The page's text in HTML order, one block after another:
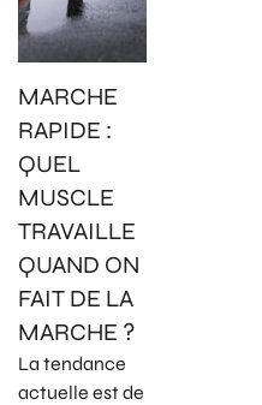
MARCHE
RAPIDE :
QUEL
MUSCLE
TRAVAILLE
QUAND ON
FAIT DE LA
MARCHE ?
La tendance
actuelle est de